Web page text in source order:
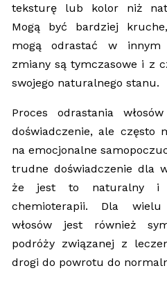
teksturę lub kolor niż
Mogą być bardziej
mogą odrastać w innym
zmiany są tymczasowe i z
swojego naturalnego stanu.
Proces odrastania
doświadczenie, ale często
na emocjonalne
trudne doświadczenie dla
że jest to naturalny i
chemioterapii. Dla wielu
włosów jest również
podróży związanej z
drogi do powrotu do